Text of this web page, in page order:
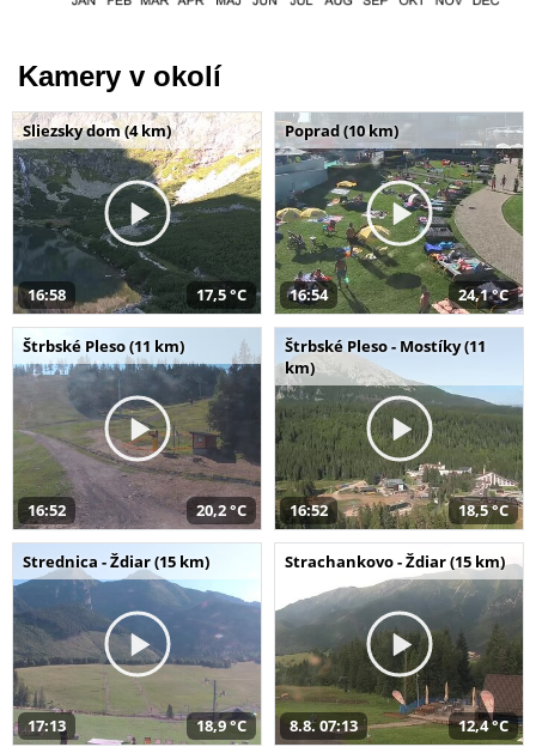
Kamery v okolí
Sliezsky dom (4 km)
16:58 17,5 °C
Poprad (10 km)
16:54 24,1 °C
Štrbské Pleso (11 km)
16:52 20,2 °C
Štrbské Pleso - Mostíky (11
km)
16:52 18,5 °C
Strednica - Ždiar (15 km)
17:13 18,9 °C
Strachankovo - Ždiar (15 km)
8.8. 07:13 12,4 °C